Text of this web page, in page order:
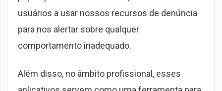
usuários a usar nossos recursos de denúncia
para nos alertar sobre qualquer
comportamento inadequado.
Além disso, no âmbito profissional, esses